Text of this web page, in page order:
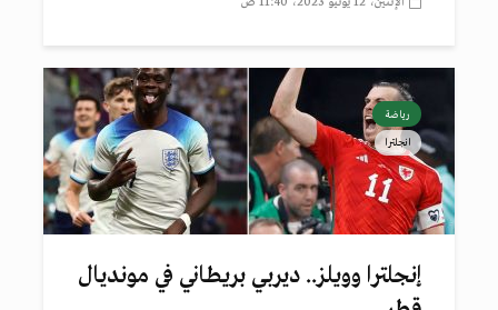
رياضة
انجلترا
إنجلترا وويلز.. ديربي بريطاني في مونديال